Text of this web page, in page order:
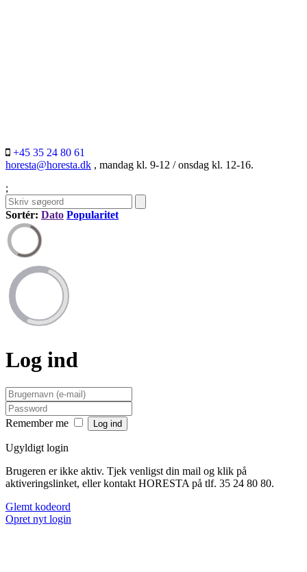
+45 35 24 80 61
horesta@horesta.dk , mandag kl. 9-12 / onsdag kl. 12-16.
;
Sortér: Dato Popularitet
Log ind
Remember me
Ugyldigt login
Brugeren er ikke aktiv. Tjek venligst din mail og klik på
aktiveringslinket, eller kontakt HORESTA på tlf. 35 24 80 80.
Glemt kodeord
Opret nyt login